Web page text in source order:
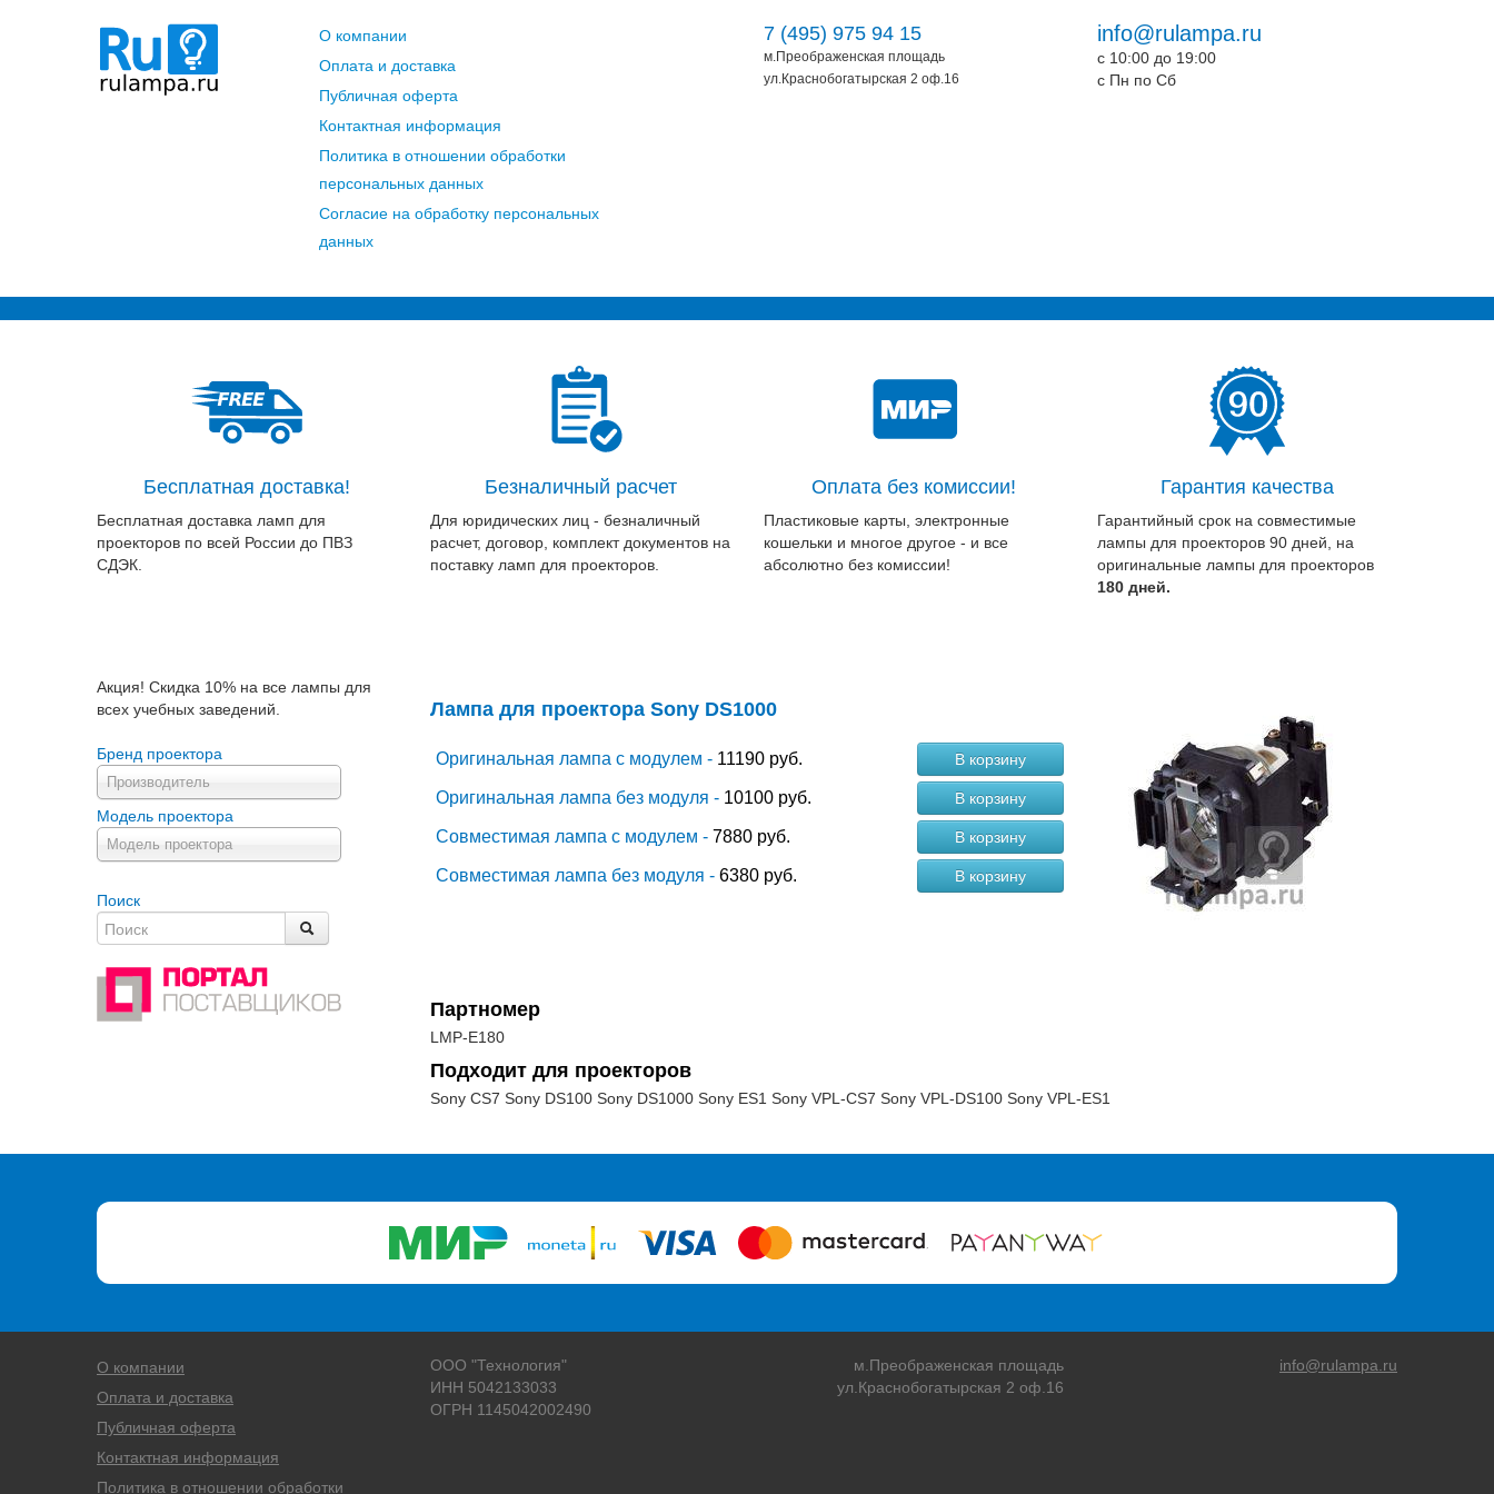
О компании
Оплата и доставка
Публичная оферта
Контактная информация
Политика в отношении обработки
персональных данных
Согласие на обработку персональных
данных
7 (495) 975 94 15
м.Преображенская площадь
ул.Краснобогатырская 2 оф.16
info@rulampa.ru
c 10:00 до 19:00
c Пн по Сб
Бесплатная доставка!
Бесплатная доставка ламп для
проекторов по всей России до ПВЗ
СДЭК.
Безналичный расчет
Для юридических лиц - безналичный
расчет, договор, комплект документов на
поставку ламп для проекторов.
Оплата без комиссии!
Пластиковые карты, электронные
кошельки и многое другое - и все
абсолютно без комиссии!
Гарантия качества
Гарантийный срок на совместимые
лампы для проекторов 90 дней, на
оригинальные лампы для проекторов
180 дней.
Акция! Скидка 10% на все лампы для
всех учебных заведений.
Бренд проектора
Производитель
Модель проектора
Модель проектора
Поиск
Лампа для проектора Sony DS1000
Оригинальная лампа с модулем - 11190 руб. В корзину
Оригинальная лампа без модуля - 10100 руб. В корзину
Совместимая лампа с модулем - 7880 руб. В корзину
Совместимая лампа без модуля - 6380 руб. В корзину
Партномер
LMP-E180
Подходит для проекторов
Sony CS7 Sony DS100 Sony DS1000 Sony ES1 Sony VPL-CS7 Sony VPL-DS100 Sony VPL-ES1
О компании
Оплата и доставка
Публичная оферта
Контактная информация
Политика в отношении обработки
ООО "Технология"
ИНН 5042133033
ОГРН 1145042002490
м.Преображенская площадь
ул.Краснобогатырская 2 оф.16
info@rulampa.ru